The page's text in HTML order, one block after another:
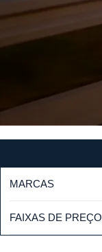
MARCAS
FAIXAS DE PREÇO